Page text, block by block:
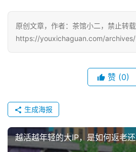
原创文章，作者：茶馆小二，禁止转载
https://youxichaguan.com/
赞 (0)
生成海报
越活越年轻的大IP，是如何返老还